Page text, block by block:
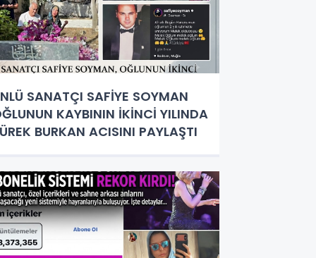
SANATÇI SAFİYE SOYMAN
KAYBININ İKİNCİ YILINDA
BURKAN ACISINI PAYLAŞTI